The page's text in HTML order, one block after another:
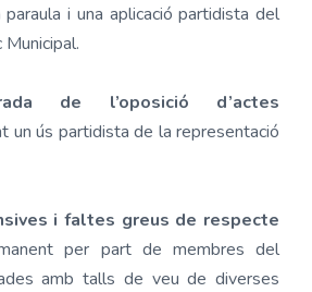
i una aplicació partidista del
de l’oposició d’actes
un ús partidista de la representació
i faltes greus de respecte
per part de membres del
amb talls de veu de diverses